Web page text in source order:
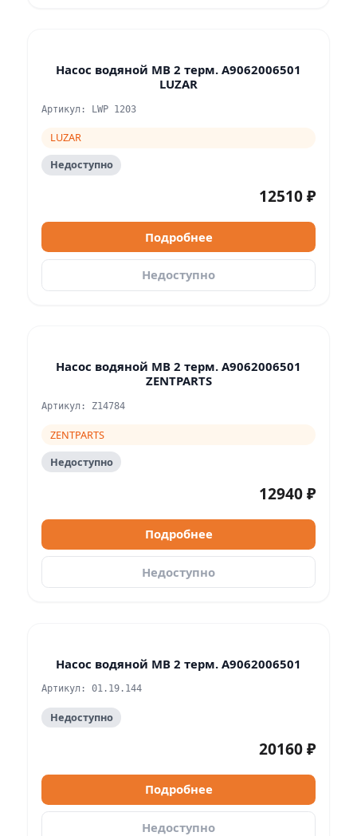
Насос водяной MB 2 терм. A9062006501
LUZAR
Артикул: LWP 1203
LUZAR
Недоступно
12510 ₽
Подробнее
Недоступно
Насос водяной MB 2 терм. A9062006501
ZENTPARTS
Артикул: Z14784
ZENTPARTS
Недоступно
12940 ₽
Подробнее
Недоступно
Насос водяной MB 2 терм. A9062006501
Артикул: 01.19.144
Недоступно
20160 ₽
Подробнее
Недоступно